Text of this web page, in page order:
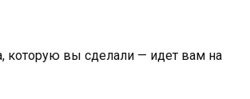
которую вы сделали — идет вам на